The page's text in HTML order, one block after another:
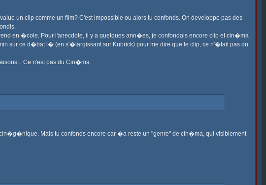
un clip comme un film? C'est impossible ou alors tu confonds. On developpe pas des
en �cole. Pour l'anecdote, il y a quelques ann�es, je confondais encore clip et cin�ma
sur ce d�bat l� (en s'�largissant sur Kubrick) pour me dire que le clip, ce n'�tait pas du
Ce n'est pas du Cin�ma.
Mais tu confonds encore car �a reste un "genre" de cin�ma, qui visiblement